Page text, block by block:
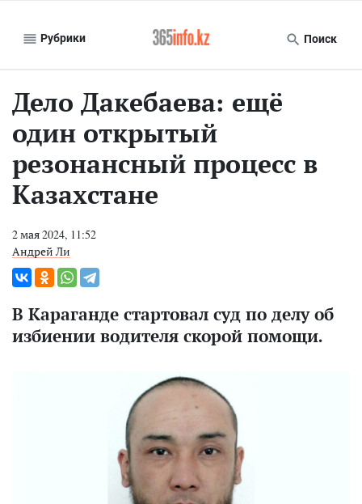
Рубрики Поиск
Дело Дакебаева: ещё
один открытый
резонансный процесс в
Казахстане
2 мая 2024, 11:52
Андрей Ли
В Караганде стартовал суд по делу об
избиении водителя скорой помощи.